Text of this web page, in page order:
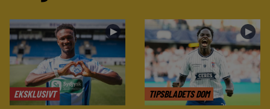
EKSKLUSIVT
►
TIPSBLADETS DOM
►